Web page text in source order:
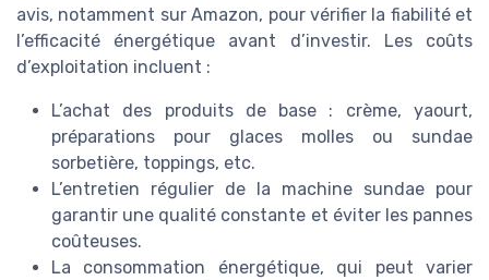
avis, notamment sur Amazon, pour vérifier la fiabilité et
l’efficacité énergétique avant d’investir. Les coûts
d’exploitation incluent :
L’achat des produits de base : crème, yaourt,
préparations pour glaces molles ou sundae
sorbetière, toppings, etc.
L’entretien régulier de la machine sundae pour
garantir une qualité constante et éviter les pannes
coûteuses.
La consommation énergétique, qui peut varier